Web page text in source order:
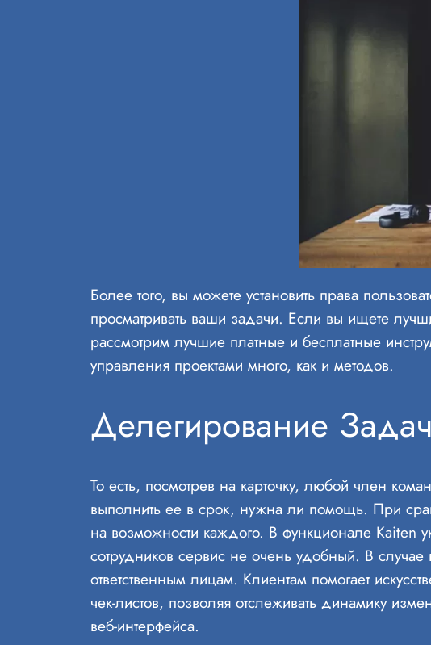
Более того, вы можете установить права
просматривать ваши задачи. Если вы ищете
рассмотрим лучшие платные и бесплатные
управления проектами много, как и методов.
Делегирование Задач
То есть, посмотрев на карточку, любой член
выполнить ее в срок, нужна ли помощь. При
на возможности каждого. В функционале Kaiten
сотрудников сервис не очень удобный. В
ответственным лицам. Клиентам помогает
чек-листов, позволяя отслеживать динамику
веб-интерфейса.